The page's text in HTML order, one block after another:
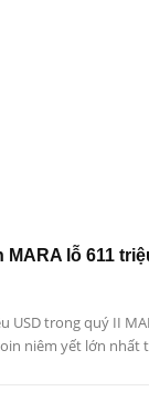
lỗ 611
USD trong quý II
niêm yết lớn nhất